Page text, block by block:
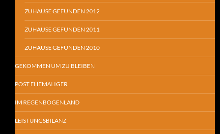
ZUHAUSE GEFUNDEN 2012
ZUHAUSE GEFUNDEN 2011
ZUHAUSE GEFUNDEN 2010
GEKOMMEN UM ZU BLEIBEN
POST EHEMALIGER
IM REGENBOGENLAND
LEISTUNGSBILANZ